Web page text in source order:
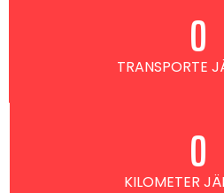
TRANSPORTE
0
KILOMETER
0